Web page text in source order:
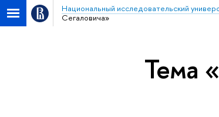
Национальный исследовательский
Сегаловича»
Тема